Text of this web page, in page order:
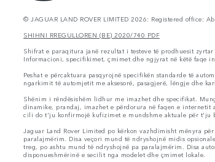
© JAGUAR LAND ROVER LIMITED 2026: Registered office:
SHIHNI RREGULLOREN (BE) 2020/740 PDF
Shifrat e paraqitura janë rezultat i testeve të prodhuesit
Informacioni, specifikimet, çmimet dhe ngjyrat në këtë faqe
Peshat e përcaktuara pasqyrojnë specifikën standarde të
ngarkimit të automjetit me aksesorë, pasagjerë, lëngje dhe
Shënim i rëndësishëm lidhur me imazhet dhe specifikat.
dinamike, prandaj, imazhet e përdorura në faqen e internetit
cili do t'ju konfirmojë kufizimet e mundshme aktuale për
Jaguar Land Rover Limited po kërkon vazhdimisht mënyra
paralajmërim. Disa veçori mund të ndryshojnë midis
treg, po ashtu mund të ndryshojnë pa paralajmërim. Disa
disponueshmërinë e secilit nga modelet dhe çmimet lokale.